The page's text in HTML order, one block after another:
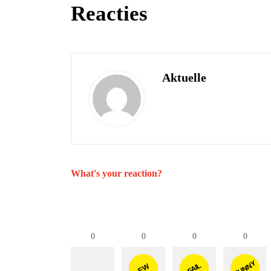
Reacties
Aktuelle
What's your reaction?
0 0 0 0